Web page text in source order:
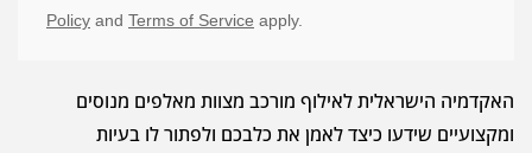
Policy and Terms of Service apply.
האקדמיה הישראלית לאילוף מורכב מצוות מאלפים מנוסים
ומקצועיים שידעו כיצד לאמן את כלבכם ולפתור לו בעיות